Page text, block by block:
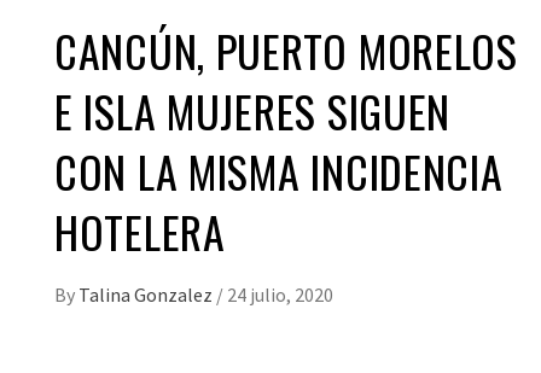
CANCÚN, PUERTO MORELOS
E ISLA MUJERES SIGUEN
CON LA MISMA INCIDENCIA
HOTELERA
By Talina Gonzalez / 24 julio, 2020